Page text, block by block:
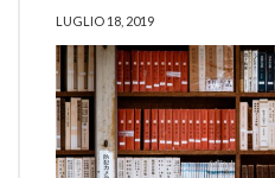
LUGLIO 18, 2019